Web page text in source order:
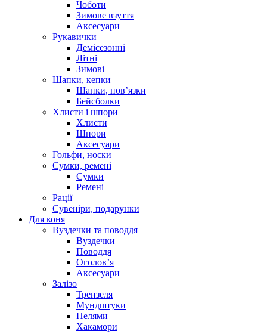
Чоботи
Зимове взуття
Аксесуари
Рукавички
Демісезонні
Літні
Зимові
Шапки, кепки
Шапки, пов’язки
Бейсболки
Хлисти і шпори
Хлисти
Шпори
Аксесуари
Гольфи, носки
Сумки, ремені
Сумки
Ремені
Рації
Сувеніри, подарунки
Для коня
Вуздечки та поводдя
Вуздечки
Поводдя
Оголов’я
Аксесуари
Залізо
Трензеля
Мундштуки
Пелями
Хакамори